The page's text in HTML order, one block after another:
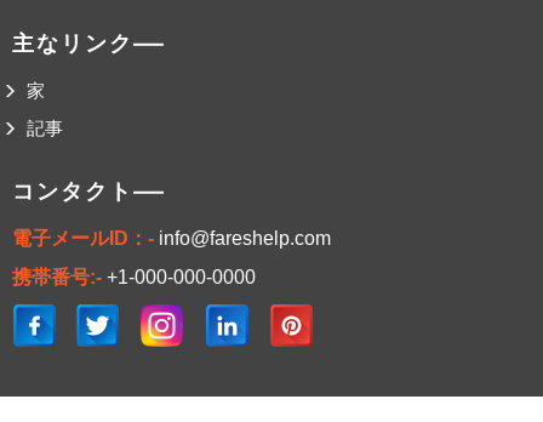
主なリンク
家
記事
コンタクト
電子メールID：- info@fareshelp.com
携帯番号:- +1-000-000-0000